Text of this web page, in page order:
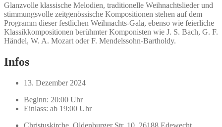
Glanzvolle klassische Melodien, traditionelle Weihnachtslieder und
stimmungsvolle zeitgenössische Kompositionen stehen auf dem
Programm dieser festlichen Weihnachts-Gala, ebenso wie feierliche
Klassikkompositionen berühmter Komponisten wie J. S. Bach, G. F.
Händel, W. A. Mozart oder F. Mendelssohn-Bartholdy.
Infos
13. Dezember 2024
Beginn: 20:00 Uhr
Einlass: ab 19:00 Uhr
Christuskirche, Oldenburger Str. 10, 26188 Edewecht